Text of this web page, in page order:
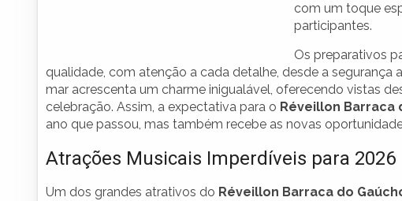
com um toque
participantes.
Os preparativos
qualidade, com atenção a cada detalhe, desde a
mar acrescenta um charme inigualável, oferecendo vistas
celebração. Assim, a expectativa para o Réveillon Barraca
ano que passou, mas também recebe as novas
Atrações Musicais Imperdíveis para 2026
Um dos grandes atrativos do Réveillon Barraca do